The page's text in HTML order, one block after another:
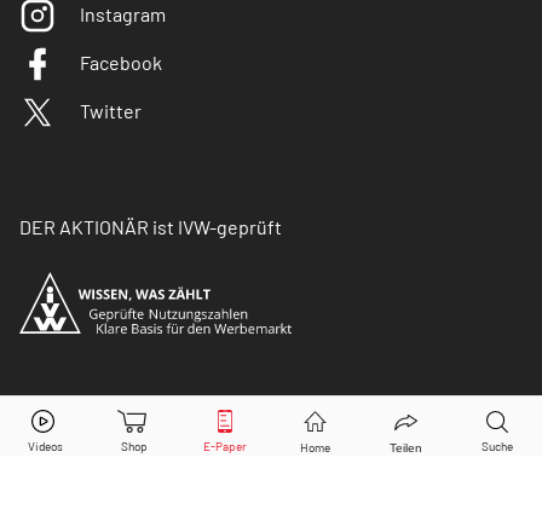
Instagram
Facebook
Twitter
DER AKTIONÄR ist IVW-geprüft
© Copyright 2026 Börsenmedien AG. Alle Rechte